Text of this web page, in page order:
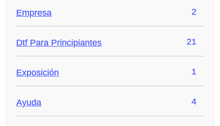
Empresa 2
Dtf Para Principiantes 21
Exposición 1
Ayuda 4